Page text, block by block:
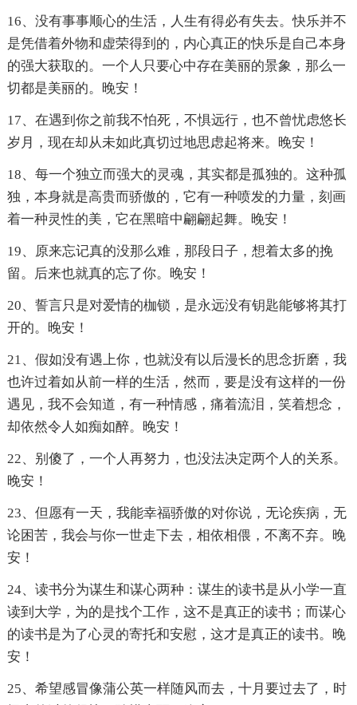
16、没有事事顺心的生活，人生有得必有失去。快乐并不
是凭借着外物和虚荣得到的，内心真正的快乐是自己本身
的强大获取的。一个人只要心中存在美丽的景象，那么一
切都是美丽的。晚安！
17、在遇到你之前我不怕死，不惧远行，也不曾忧虑悠长
岁月，现在却从未如此真切过地思虑起将来。晚安！
18、每一个独立而强大的灵魂，其实都是孤独的。这种孤
独，本身就是高贵而骄傲的，它有一种喷发的力量，刻画
着一种灵性的美，它在黑暗中翩翩起舞。晚安！
19、原来忘记真的没那么难，那段日子，想着太多的挽
留。后来也就真的忘了你。晚安！
20、誓言只是对爱情的枷锁，是永远没有钥匙能够将其打
开的。晚安！
21、假如没有遇上你，也就没有以后漫长的思念折磨，我
也许过着如从前一样的生活，然而，要是没有这样的一份
遇见，我不会知道，有一种情感，痛着流泪，笑着想念，
却依然令人如痴如醉。晚安！
22、别傻了，一个人再努力，也没法决定两个人的关系。
晚安！
23、但愿有一天，我能幸福骄傲的对你说，无论疾病，无
论困苦，我会与你一世走下去，相依相偎，不离不弃。晚
安！
24、读书分为谋生和谋心两种：谋生的读书是从小学一直
读到大学，为的是找个工作，这不是真正的读书；而谋心
的读书是为了心灵的寄托和安慰，这才是真正的读书。晚
安！
25、希望感冒像蒲公英一样随风而去，十月要过去了，时